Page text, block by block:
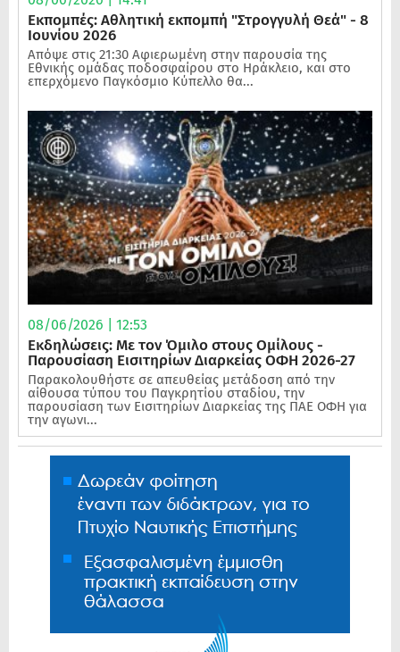
Εκπομπές: Αθλητική εκπομπή "Στρογγυλή Θεά" - 8
Ιουνίου 2026
Απόψε στις 21:30 Αφιερωμένη στην παρουσία της
Εθνικής ομάδας ποδοσφαίρου στο Ηράκλειο, και στο
επερχόμενο Παγκόσμιο Κύπελλο θα...
08/06/2026 | 12:53
Εκδηλώσεις: Με τον Όμιλο στους Ομίλους -
Παρουσίαση Εισιτηρίων Διαρκείας ΟΦΗ 2026-27
Παρακολουθήστε σε απευθείας μετάδοση από την
αίθουσα τύπου του Παγκρητίου σταδίου, την
παρουσίαση των Εισιτηρίων Διαρκείας της ΠΑΕ ΟΦΗ για
την αγωνι...